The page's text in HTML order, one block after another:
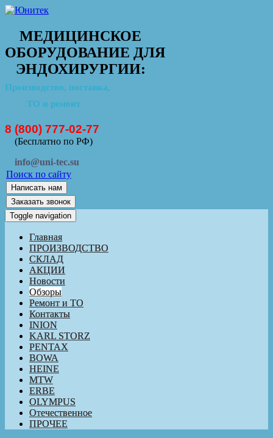
МЕДИЦИНСКОЕ
ОБОРУДОВАНИЕ ДЛЯ
ЭНДОХИРУРГИИ:
Производство, поставка,
ТО и ремонт
8 (800) 777-02-77
(Бесплатно по РФ)
info@uni-tec.su
Поиск по сайту
Написать нам
Заказать звонок
Toggle navigation
Главная
ПРОИЗВОДСТВО
СКЛАД
АКЦИИ
Новости
Обзоры
Ремонт и ТО
Контакты
INION
KARL STORZ
PENTAX
BOWA
HEINE
MTW
ERBE
OLYMPUS
Отечественное
ПРОЧЕЕ